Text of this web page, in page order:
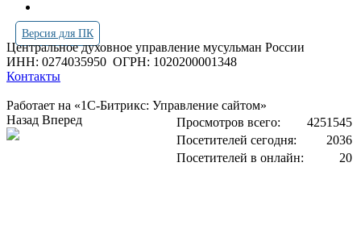
Версия для ПК
Центральное духовное управление мусульман России
ИНН: 0274035950 ОГРН: 1020200001348
Контакты
Работает на «1С-Битрикс: Управление сайтом»
Просмотров всего:
4251545
Посетителей сегодня:
2036
Посетителей в онлайн:
20
Назад Вперед